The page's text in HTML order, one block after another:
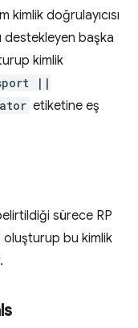
kimlik doğrulayıcısı
destekleyen başka
kimlik
||
etiketine eş
sürece RP
oluşturup bu kimlik